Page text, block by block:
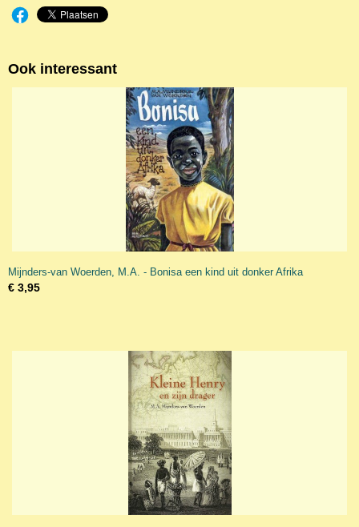
Ook interessant
Mijnders-van Woerden, M.A. - Bonisa een kind uit donker Afrika
€ 3,95